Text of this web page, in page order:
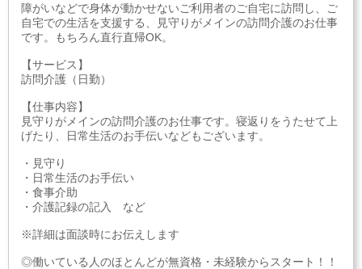
障がいなどで身体が動かせないご利用者のご自宅に訪問し、ご
自宅での生活を支援する、見守りがメインの訪問介護のお仕事
です。もちろん直行直帰OK。
【サービス】
訪問介護（日勤）
【仕事内容】
見守りがメインの訪問介護のお仕事です。寝返りをうたせて上
げたり、日常生活のお手伝いなどもございます。
・見守り
・日常生活のお手伝い
・食事介助
・介護記録の記入 など
※詳細は面談時にお伝えします
◎働いている人のほとんどが無資格・未経験からスタート！！